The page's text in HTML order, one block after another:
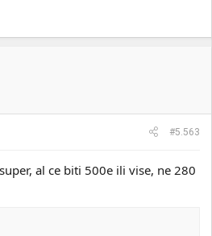
#5.563
al ce biti 500e ili vise, ne 280